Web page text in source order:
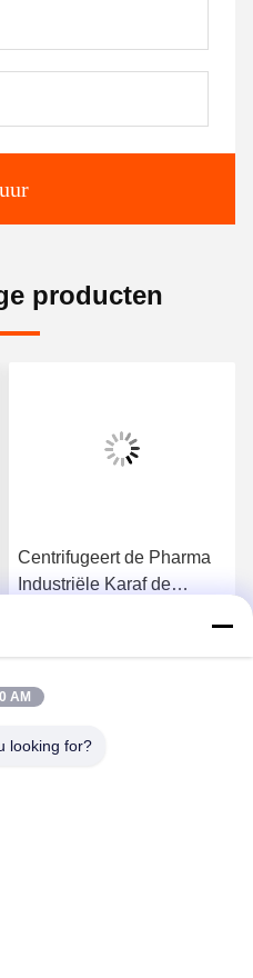
producten
Centrifugeert de Pharma
Industriële Karaf de
van 90KWGa Nu Praten.
AM
looking for?